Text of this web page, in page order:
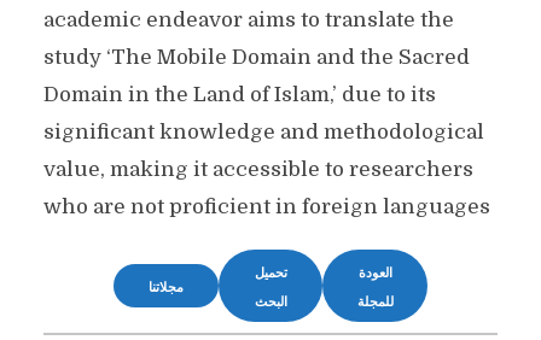
academic endeavor aims to translate the
study ‘The Mobile Domain and the Sacred
Domain in the Land of Islam,’ due to its
significant knowledge and methodological
value, making it accessible to researchers
who are not proficient in foreign languages
العودة
للمجلة
تحميل
البحث
مجلاتنا